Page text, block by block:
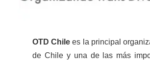
OTD Chile es la principal
de Chile y una de las más